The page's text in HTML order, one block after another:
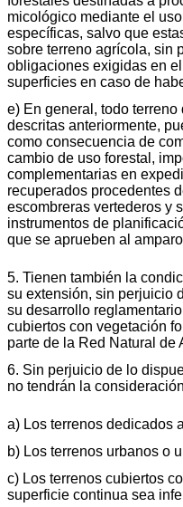
micológico mediante el
específicas, salvo que
sobre terreno agrícola, sin
obligaciones exigidas en
superficies en caso de
e) En general, todo
descritas anteriormente,
como consecuencia de
cambio de uso forestal,
complementarias en
recuperados procedentes
escombreras vertederos y
instrumentos de
que se aprueben al
5. Tienen también la
su extensión, sin perjuicio
su desarrollo
cubiertos con vegetación
parte de la Red Natural de
6. Sin perjuicio de lo
no tendrán la
a) Los terrenos dedicados
b) Los terrenos urbanos o
c) Los terrenos cubiertos
superficie continua sea